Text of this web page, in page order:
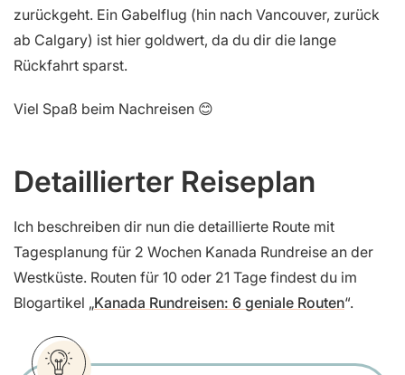
zurückgeht. Ein Gabelflug (hin nach Vancouver, zurück
ab Calgary) ist hier goldwert, da du dir die lange
Rückfahrt sparst.
Viel Spaß beim Nachreisen 😊
Detaillierter Reiseplan
Ich beschreiben dir nun die detaillierte Route mit
Tagesplanung für 2 Wochen Kanada Rundreise an der
Westküste. Routen für 10 oder 21 Tage findest du im
Blogartikel „Kanada Rundreisen: 6 geniale Routen“.